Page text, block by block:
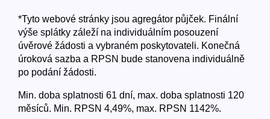
*Tyto webové stránky jsou agregátor půjček. Finální
výše splátky záleží na individuálním posouzení
úvěrové žádosti a vybraném poskytovateli. Konečná
úroková sazba a RPSN bude stanovena individuálně
po podání žádosti.
Min. doba splatnosti 61 dní, max. doba splatnosti 120
měsíců. Min. RPSN 4,49%, max. RPSN 1142%.